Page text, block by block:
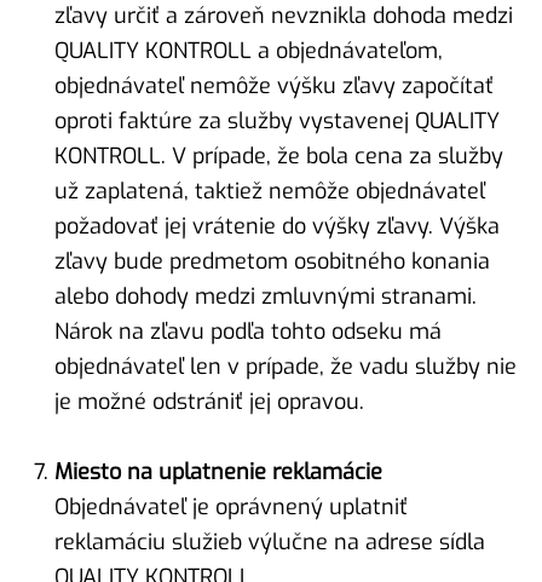
zľavy určiť a zároveň nevznikla dohoda medzi
QUALITY KONTROLL a objednávateľom,
objednávateľ nemôže výšku zľavy započítať
oproti faktúre za služby vystavenej QUALITY
KONTROLL. V prípade, že bola cena za služby
už zaplatená, taktiež nemôže objednávateľ
požadovať jej vrátenie do výšky zľavy. Výška
zľavy bude predmetom osobitného konania
alebo dohody medzi zmluvnými stranami.
Nárok na zľavu podľa tohto odseku má
objednávateľ len v prípade, že vadu služby nie
je možné odstrániť jej opravou.
Miesto na uplatnenie reklamácie
Objednávateľ je oprávnený uplatniť
reklamáciu služieb výlučne na adrese sídla